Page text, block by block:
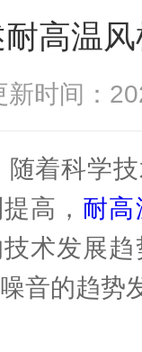
高温
新时间：
科学技
高， 耐高
术发展
音的趋势